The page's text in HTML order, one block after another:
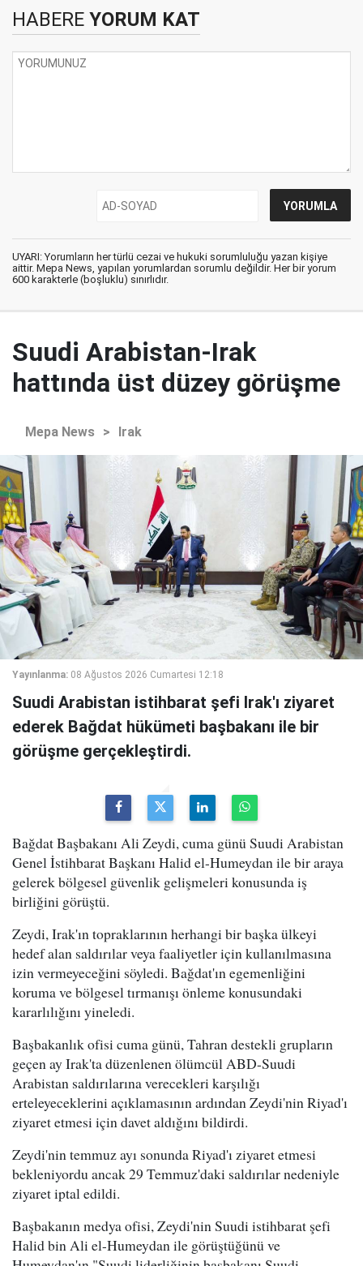
HABERE YORUM KAT
UYARI: Yorumların her türlü cezai ve hukuki sorumluluğu yazan kişiye
aittir. Mepa News, yapılan yorumlardan sorumlu değildir. Her bir yorum
600 karakterle (boşluklu) sınırlıdır.
Suudi Arabistan-Irak
hattında üst düzey görüşme
Mepa News > Irak
Yayınlanma: 08 Ağustos 2026 Cumartesi 12:18
Suudi Arabistan istihbarat şefi Irak'ı ziyaret
ederek Bağdat hükümeti başbakanı ile bir
görüşme gerçekleştirdi.
Bağdat Başbakanı Ali Zeydi, cuma günü Suudi Arabistan
Genel İstihbarat Başkanı Halid el-Humeydan ile bir araya
gelerek bölgesel güvenlik gelişmeleri konusunda iş
birliğini görüştü.
Zeydi, Irak'ın topraklarının herhangi bir başka ülkeyi
hedef alan saldırılar veya faaliyetler için kullanılmasına
izin vermeyeceğini söyledi. Bağdat'ın egemenliğini
koruma ve bölgesel tırmanışı önleme konusundaki
kararlılığını yineledi.
Başbakanlık ofisi cuma günü, Tahran destekli grupların
geçen ay Irak'ta düzenlenen ölümcül ABD-Suudi
Arabistan saldırılarına verecekleri karşılığı
erteleyeceklerini açıklamasının ardından Zeydi'nin Riyad'ı
ziyaret etmesi için davet aldığını bildirdi.
Zeydi'nin temmuz ayı sonunda Riyad'ı ziyaret etmesi
bekleniyordu ancak 29 Temmuz'daki saldırılar nedeniyle
ziyaret iptal edildi.
Başbakanın medya ofisi, Zeydi'nin Suudi istihbarat şefi
Halid bin Ali el-Humeydan ile görüştüğünü ve